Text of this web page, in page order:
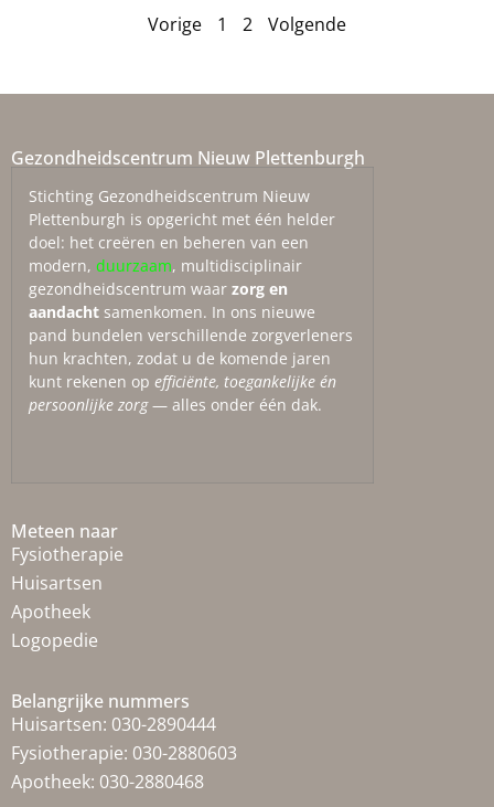
Vorige 1 2 Volgende
Gezondheidscentrum Nieuw Plettenburgh
Stichting Gezondheidscentrum Nieuw
Plettenburgh is opgericht met één helder
doel: het creëren en beheren van een
modern, duurzaam, multidisciplinair
gezondheidscentrum waar zorg en
aandacht samenkomen. In ons nieuwe
pand bundelen verschillende zorgverleners
hun krachten, zodat u de komende jaren
kunt rekenen op efficiënte, toegankelijke én
persoonlijke zorg— alles onder één dak.
Meteen naar
Fysiotherapie
Huisartsen
Apotheek
Logopedie
Belangrijke nummers
Huisartsen: 030-2890444
Fysiotherapie: 030-2880603
Apotheek: 030-2880468